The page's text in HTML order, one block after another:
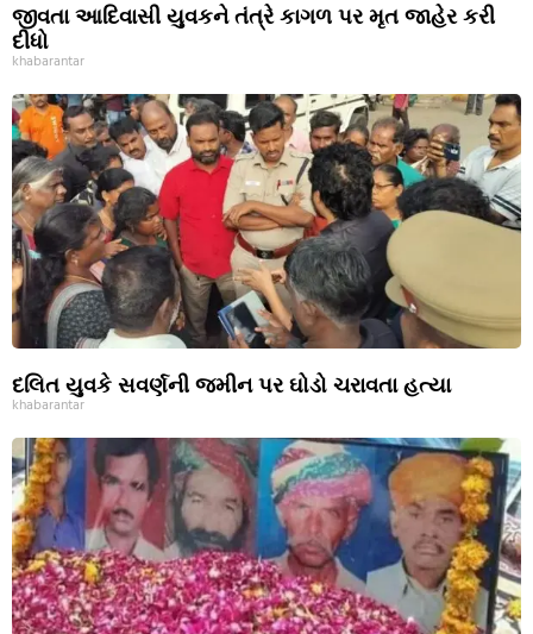
જીવતા આદિવાસી યુવકને તંત્રે કાગળ પર મૃત જાહેર કરી
દીધો
khabarantar
દલિત યુવકે સવર્ણની જમીન પર ઘોડો ચરાવતા હત્યા
khabarantar